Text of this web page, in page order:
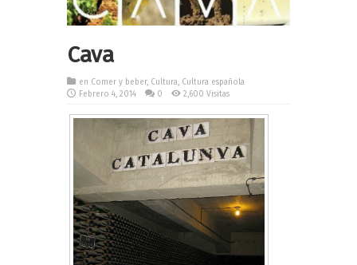
Cava
en Comer y beber, Cultura, Cultura española
Febrero 4, 2014
0 2,600 Visitas